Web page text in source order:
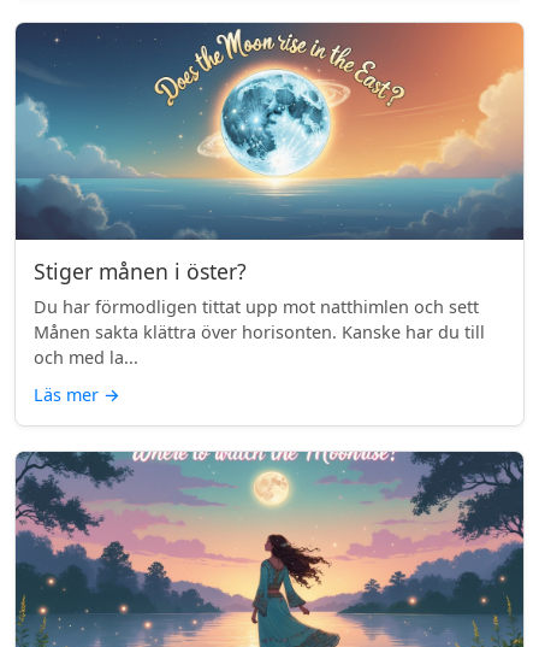
Stiger månen i öster?
Du har förmodligen tittat upp mot natthimlen och sett
Månen sakta klättra över horisonten. Kanske har du till
och med la...
Läs mer →